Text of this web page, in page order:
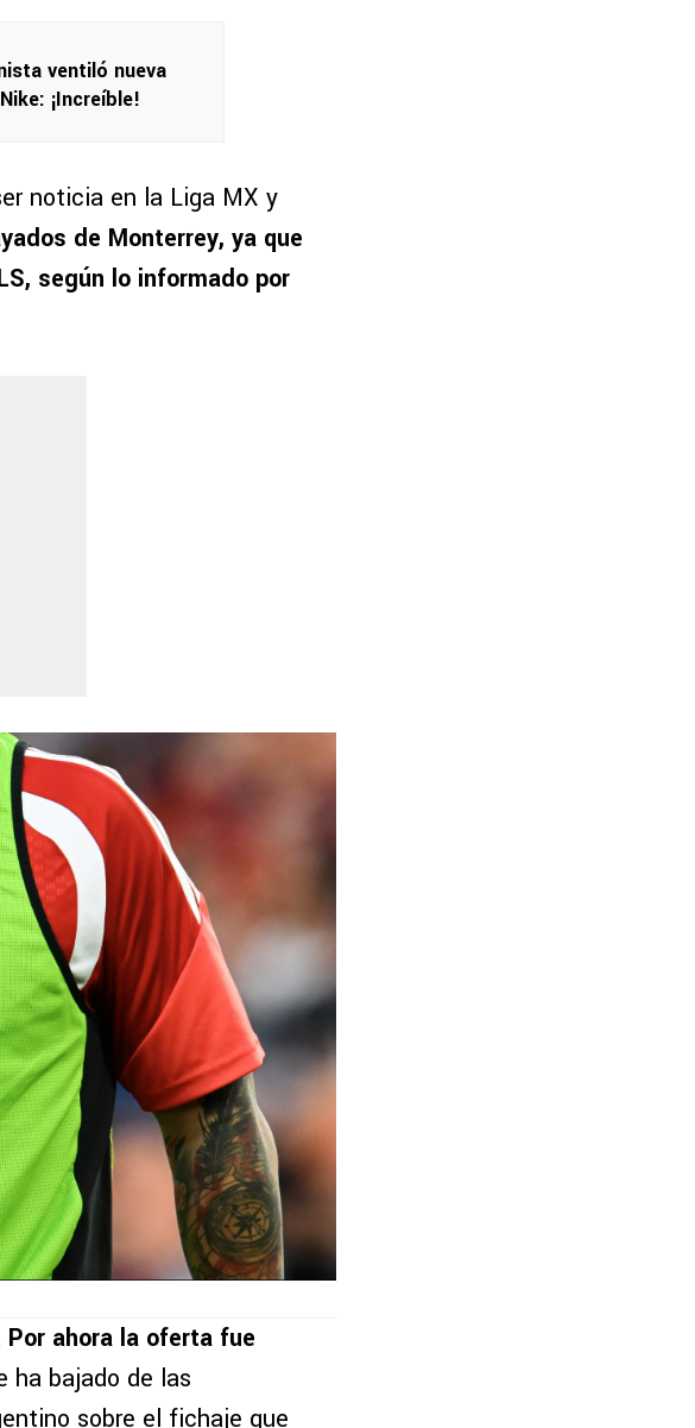
ventiló nueva
¡Increíble!
noticia en la Liga MX y
de Monterrey, ya que
según lo informado por
ahora la oferta fue
ha bajado de las
sobre el fichaje que